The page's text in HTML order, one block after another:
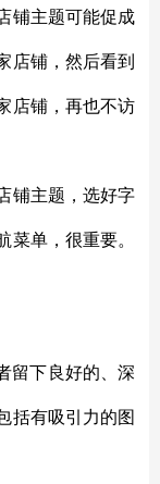
铺主题可能促成
店铺，然后看到
店铺，再也不访
铺主题，选好字
菜单，很重要。
留下良好的、深
括有吸引力的图